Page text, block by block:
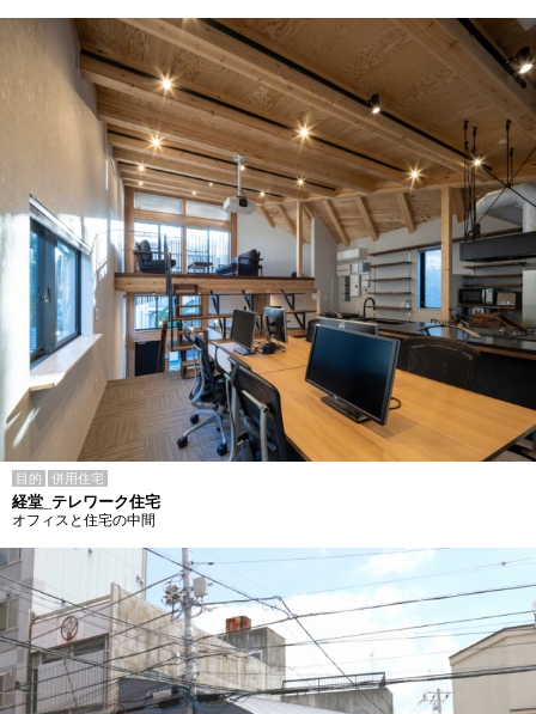
目的 併用住宅
経堂_テレワーク住宅
オフィスと住宅の中間